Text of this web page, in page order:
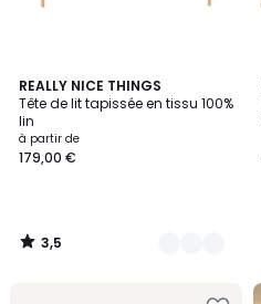
REALLY NICE THINGS
Tête de lit tapissée en tissu 100%
lin
à partir de
179,00 €
3,5
/ 5
4
Couleurs
3,5
/